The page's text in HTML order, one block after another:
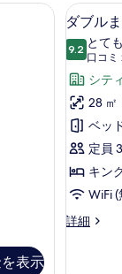
ィボックス (室内)、
表示
ダ
ブ
ル
ま
た
は
ツ
イ
ン
ル
11
ダブル
9.210 点中
とて
口コミ
(口
コ
ミ
26
件)
シテ
28 ㎡
ベッ
定員
キン
WiFi
詳細
ダ